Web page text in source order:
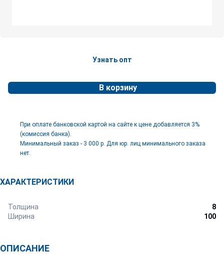
Узнать опт
В корзину
При оплате банковской картой на сайте к цене добавляется 3%
(комиссия банка).
Минимальный заказ - 3 000 р. Для юр. лиц минимального заказа
нет.
ХАРАКТЕРИСТИКИ
Толщина
8
Ширина
100
ОПИСАНИЕ